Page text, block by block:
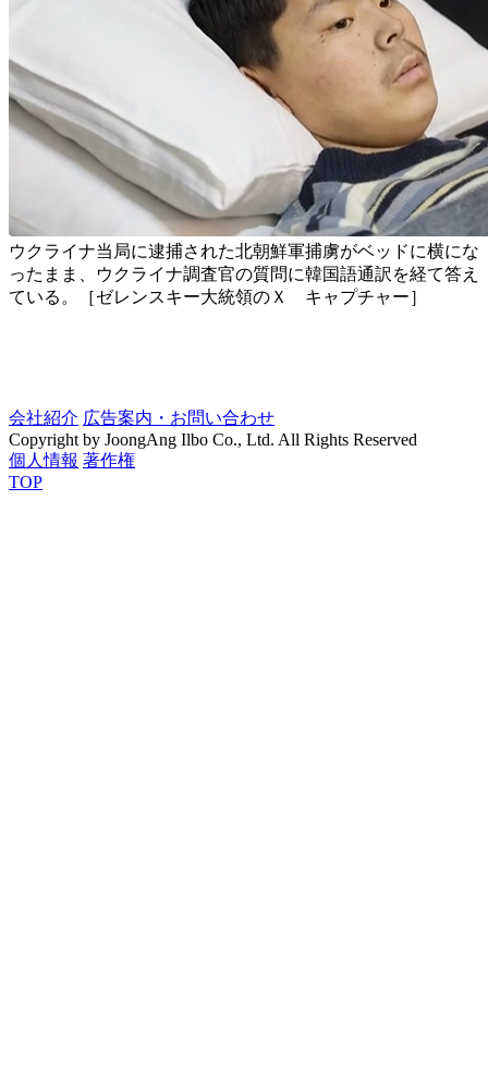
ウクライナ当局に逮捕された北朝鮮軍捕虜がベッドに横にな
ったまま、ウクライナ調査官の質問に韓国語通訳を経て答え
ている。［ゼレンスキー大統領のＸ キャプチャー］
会社紹介 広告案内・お問い合わせ
Copyright by JoongAng Ilbo Co., Ltd. All Rights Reserved
個人情報 著作権
TOP